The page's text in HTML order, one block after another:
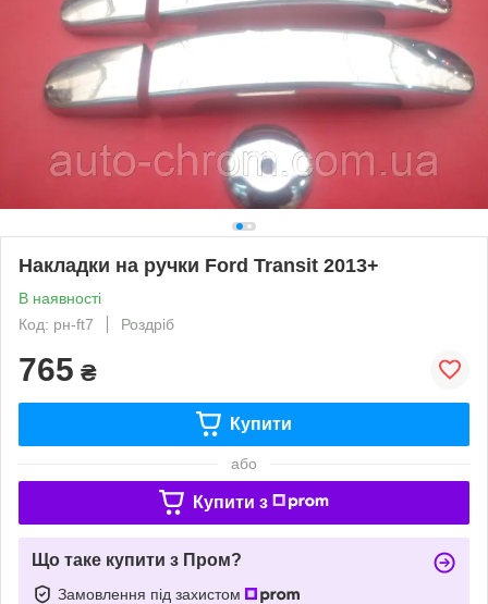
Накладки на ручки Ford Transit 2013+
В наявності
Код: рн-ft7
Роздріб
765 ₴
Купити
або
Купити з
Що таке купити з Пром?
Замовлення під захистом